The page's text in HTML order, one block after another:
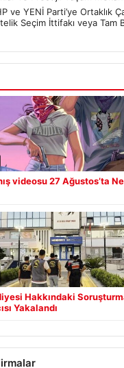
ve YENİ Parti’ye Ortaklık
Seçim İttifakı veya Tam
videosu 27 Ağustos’ta
Hakkındaki
Yakalandı